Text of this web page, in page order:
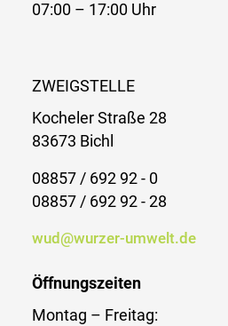
07:00 – 17:00 Uhr
ZWEIGSTELLE
Kocheler Straße 28
83673 Bichl
08857 / 692 92 - 0
08857 / 692 92 - 28
wud@wurzer-umwelt.de
Öffnungszeiten
Montag – Freitag: